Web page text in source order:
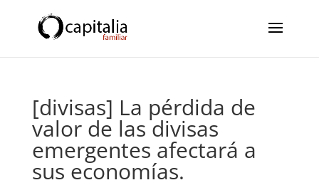
[divisas] La pérdida de
valor de las divisas
emergentes afectará a
sus economías.